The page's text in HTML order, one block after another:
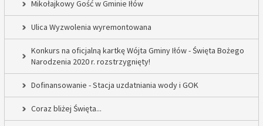
Mikołajkowy Gość w Gminie Iłów
Ulica Wyzwolenia wyremontowana
Konkurs na oficjalną kartkę Wójta Gminy Iłów - Święta Bożego
Narodzenia 2020 r. rozstrzygnięty!
Dofinansowanie - Stacja uzdatniania wody i GOK
Coraz bliżej Święta...